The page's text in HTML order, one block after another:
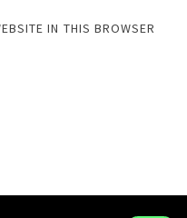
IN THIS BROWSER